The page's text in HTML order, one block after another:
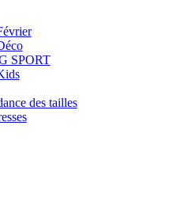
SPORT
des tailles